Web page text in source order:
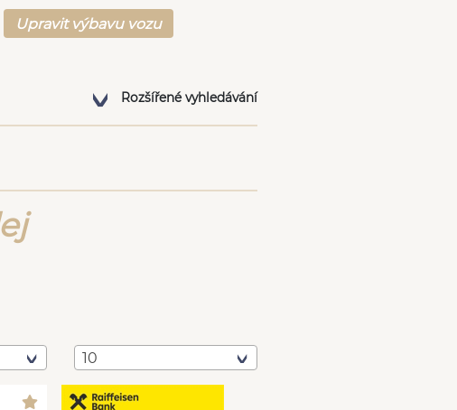
Upravit výbavu vozu
Rozšířené vyhledávání
10